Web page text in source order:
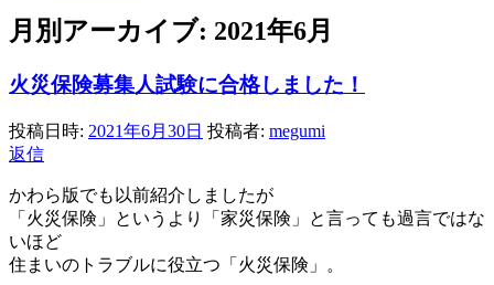
月別アーカイブ: 2021年6月
火災保険募集人試験に合格しました！
投稿日時: 2021年6月30日 投稿者: megumi
返信
かわら版でも以前紹介しましたが
「火災保険」というより「家災保険」と言っても過言ではな
いほど
住まいのトラブルに役立つ「火災保険」。